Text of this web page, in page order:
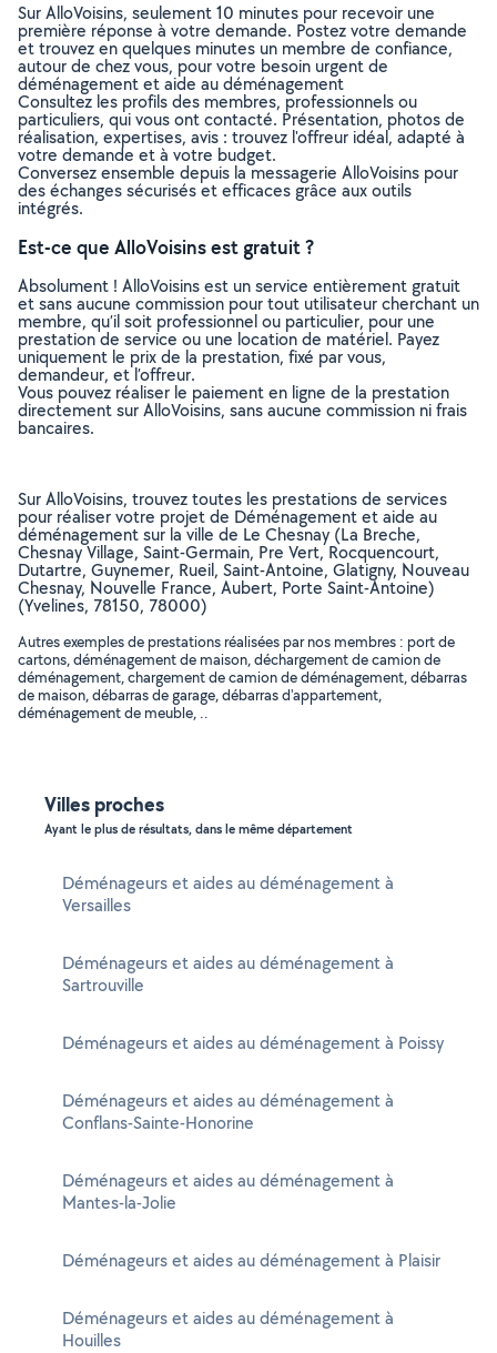
Sur AlloVoisins, seulement 10 minutes pour recevoir une
première réponse à votre demande. Postez votre demande
et trouvez en quelques minutes un membre de confiance,
autour de chez vous, pour votre besoin urgent de
déménagement et aide au déménagement
Consultez les profils des membres, professionnels ou
particuliers, qui vous ont contacté. Présentation, photos de
réalisation, expertises, avis : trouvez l'offreur idéal, adapté à
votre demande et à votre budget.
Conversez ensemble depuis la messagerie AlloVoisins pour
des échanges sécurisés et efficaces grâce aux outils
intégrés.
Est-ce que AlloVoisins est gratuit ?
Absolument ! AlloVoisins est un service entièrement gratuit
et sans aucune commission pour tout utilisateur cherchant un
membre, qu’il soit professionnel ou particulier, pour une
prestation de service ou une location de matériel. Payez
uniquement le prix de la prestation, fixé par vous,
demandeur, et l’offreur.
Vous pouvez réaliser le paiement en ligne de la prestation
directement sur AlloVoisins, sans aucune commission ni frais
bancaires.
Sur AlloVoisins, trouvez toutes les prestations de services
pour réaliser votre projet de Déménagement et aide au
déménagement sur la ville de Le Chesnay (La Breche,
Chesnay Village, Saint-Germain, Pre Vert, Rocquencourt,
Dutartre, Guynemer, Rueil, Saint-Antoine, Glatigny, Nouveau
Chesnay, Nouvelle France, Aubert, Porte Saint-Antoine)
(Yvelines, 78150, 78000)
Autres exemples de prestations réalisées par nos membres : port de
cartons, déménagement de maison, déchargement de camion de
déménagement, chargement de camion de déménagement, débarras
de maison, débarras de garage, débarras d'appartement,
déménagement de meuble, ..
Villes proches
Ayant le plus de résultats, dans le même département
Déménageurs et aides au déménagement à
Versailles
Déménageurs et aides au déménagement à
Sartrouville
Déménageurs et aides au déménagement à Poissy
Déménageurs et aides au déménagement à
Conflans-Sainte-Honorine
Déménageurs et aides au déménagement à
Mantes-la-Jolie
Déménageurs et aides au déménagement à Plaisir
Déménageurs et aides au déménagement à
Houilles